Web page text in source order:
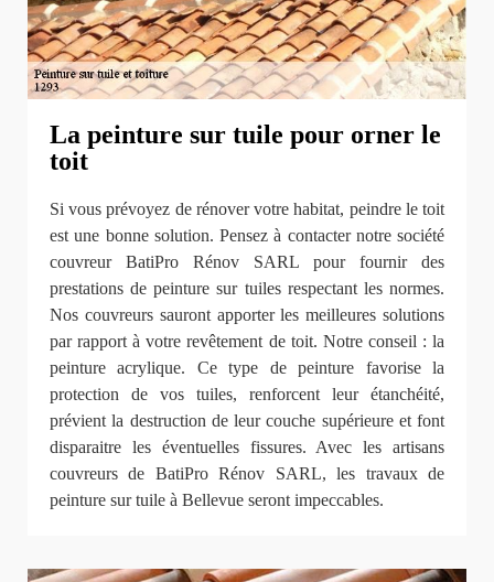
La peinture sur tuile pour orner le
toit
Si vous prévoyez de rénover votre habitat, peindre le toit
est une bonne solution. Pensez à contacter notre société
couvreur BatiPro Rénov SARL pour fournir des
prestations de peinture sur tuiles respectant les normes.
Nos couvreurs sauront apporter les meilleures solutions
par rapport à votre revêtement de toit. Notre conseil : la
peinture acrylique. Ce type de peinture favorise la
protection de vos tuiles, renforcent leur étanchéité,
prévient la destruction de leur couche supérieure et font
disparaitre les éventuelles fissures. Avec les artisans
couvreurs de BatiPro Rénov SARL, les travaux de
peinture sur tuile à Bellevue seront impeccables.